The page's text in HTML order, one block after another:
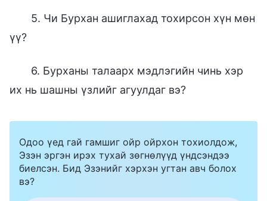
5. Чи Бурхан ашиглахад тохирсон хүн мөн
үү?
6. Бурханы талаарх мэдлэгийн чинь хэр
их нь шашны үзлийг агуулдаг вэ?
Одоо үед гай гамшиг ойр ойрхон тохиолдож,
Эзэн эргэн ирэх тухай зөгнөлүүд үндсэндээ
биелсэн. Бид Эзэнийг хэрхэн угтан авч болох
вэ?